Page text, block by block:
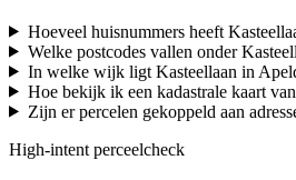
Hoeveel huisnummers heeft
Welke postcodes vallen onder
In welke wijk ligt Kasteellaan in
Hoe bekijk ik een kadastrale kaart
Zijn er percelen gekoppeld aan
High-intent perceelcheck